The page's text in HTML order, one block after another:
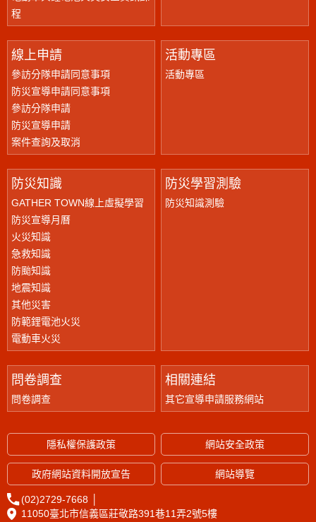
程
線上申請
參訪分隊申請同意事項
防災宣導申請同意事項
參訪分隊申請
防災宣導申請
案件查詢及取消
活動專區
活動專區
防災知識
GATHER TOWN線上虛擬學習
防災宣導月曆
火災知識
急救知識
防颱知識
地震知識
其他災害
防範鋰電池火災
電動車火災
防災學習測驗
防災知識測驗
問卷調查
問卷調查
相關連結
其它宣導申請服務網站
隱私權保護政策 網站安全政策
政府網站資料開放宣告 網站導覽
(02)2729-7668
11050臺北市信義區莊敬路391巷11弄2號5樓